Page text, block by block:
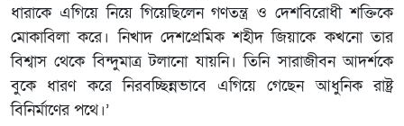
ধারাকে এগিয়ে নিয়ে গিয়েছিলেন গণতন্ত্র ও দেশবিরোধী শক্তিকে
মোকাবিলা করে। নিখাদ দেশপ্রেমিক শহীদ জিয়াকে কখনো তার
বিশ্বাস থেকে বিন্দুমাত্র টলানো যায়নি। তিনি সারাজীবন আদর্শকে
বুকে ধারণ করে নিরবচ্ছিন্নভাবে এগিয়ে গেছেন আধুনিক রাষ্ট্র
বিনির্মাণের পথে।’